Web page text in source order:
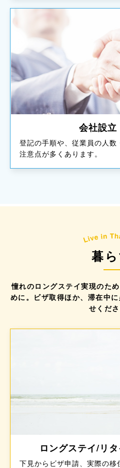
会社設立
登記の手順や、従業員の人
注意点が多くあります。
暮
憧れのロングステイ実現のた
めに。 ビザ取得ほか、滞在中
せくださ
ロングステイ/リ
下見からビザ申請、実際の